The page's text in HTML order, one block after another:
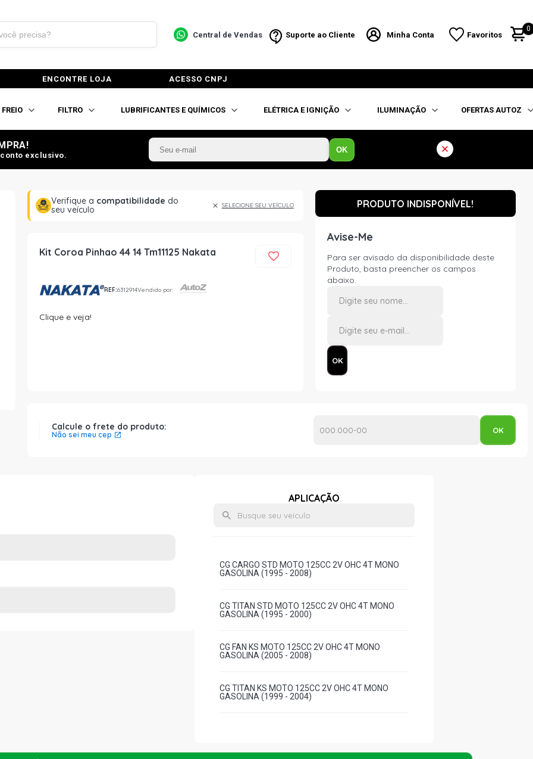
Central de Vendas Suporte ao Cliente Minha Conta Favoritos
0
ENCONTRE LOJA ACESSO CNPJ
FREIO FILTRO LUBRIFICANTES E QUÍMICOS ELÉTRICA E IGNIÇÃO ILUMINAÇÃO OFERTAS AUTOZ
exclusivo.
OK
Verifique a compatibilidade do
seu veículo
SELECIONE SEU VEÍCULO
Kit Coroa Pinhao 44 14 Tm11125 Nakata
REF:6312914Vendido por:
Clique e veja!
PRODUTO INDISPONÍVEL!
Avise-Me
Para ser avisado da disponibilidade deste
Produto, basta preencher os campos
abaixo.
Calcule o frete do produto:
Não sei meu cep
APLICAÇÃO
CG CARGO STD MOTO 125CC 2V OHC 4T MONO
GASOLINA (1995 - 2008)
CG TITAN STD MOTO 125CC 2V OHC 4T MONO
GASOLINA (1995 - 2000)
CG FAN KS MOTO 125CC 2V OHC 4T MONO
GASOLINA (2005 - 2008)
CG TITAN KS MOTO 125CC 2V OHC 4T MONO
GASOLINA (1999 - 2004)